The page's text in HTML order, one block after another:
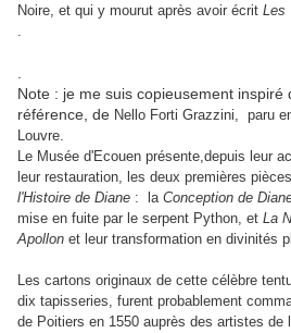
Noire, et qui y mourut après avoir écrit Les
.
Note : je me suis copieusement inspiré
référence, de Nello Forti Grazzini, paru
Louvre.
Le Musée d'Ecouen présente,depuis leur
leur restauration, les deux premières
l'Histoire de Diane : la Conception de
mise en fuite par le serpent Python, et La
Apollon et leur transformation en divinités
Les cartons originaux de cette célèbre
dix tapisseries, furent probablement
de Poitiers en 1550 auprès des artistes de